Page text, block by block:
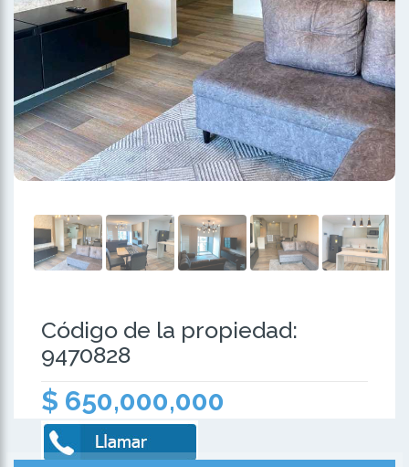
Código de la propiedad:
9470828
$ 650,000,000